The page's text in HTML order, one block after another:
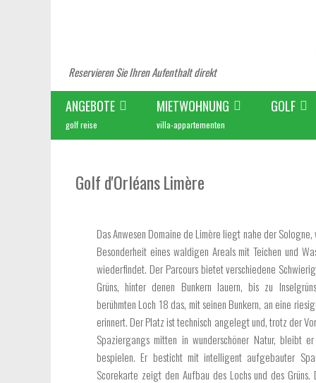
Reservieren Sie Ihren Aufenthalt direkt
ANGEBOTE
golf reise
MIETWOHNUNG
villa-appartementen
GOLF
Golf d'Orléans Limère
Das Anwesen Domaine de Limère liegt nahe der
Besonderheit eines waldigen Areals mit Teichen und
wiederfindet. Der Parcours bietet verschiedene
Grüns, hinter denen Bunkern lauern, bis zu
berühmten Loch 18 das, mit seinen Bunkern, an eine
erinnert. Der Platz ist technisch angelegt und, trotz der
Spaziergangs mitten in wunderschöner Natur, bleibt
bespielen. Er besticht mit intelligent aufgebauter
Scorekarte zeigt den Aufbau des Lochs und des Grüns.